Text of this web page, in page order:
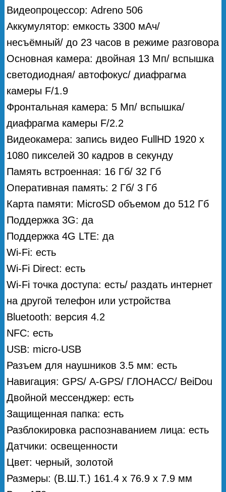
Видеопроцессор: Adreno 506
Аккумулятор: емкость 3300 мАч/
несъёмный/ до 23 часов в режиме разговора
Основная камера: двойная 13 Мп/ вспышка
светодиодная/ автофокус/ диафрагма
камеры F/1.9
Фронтальная камера: 5 Мп/ вспышка/
диафрагма камеры F/2.2
Видеокамера: запись видео FullHD 1920 х
1080 пикселей 30 кадров в секунду
Память встроенная: 16 Гб/ 32 Гб
Оперативная память: 2 Гб/ 3 Гб
Карта памяти: MicroSD объемом до 512 Гб
Поддержка 3G: да
Поддержка 4G LTE: да
Wi-Fi: есть
Wi-Fi Direct: есть
Wi-Fi точка доступа: есть/ раздать интернет
на другой телефон или устройства
Bluetooth: версия 4.2
NFC: есть
USB: micro-USB
Разъем для наушников 3.5 мм: есть
Навигация: GPS/ А-GPS/ ГЛОНАСС/ BeiDou
Двойной мессенджер: есть
Защищенная папка: есть
Разблокировка распознаванием лица: есть
Датчики: освещенности
Цвет: черный, золотой
Размеры: (В.Ш.Т.) 161.4 х 76.9 х 7.9 мм